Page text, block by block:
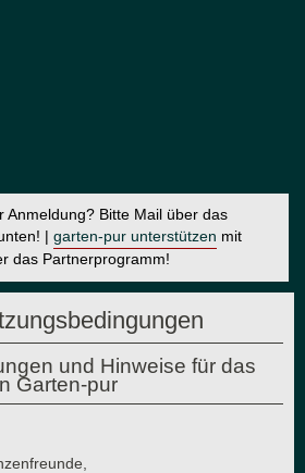
Anmeldung? Bitte Mail über das
| garten-pur unterstützen mit
das Partnerprogramm!
und Hinweise für das
Garten-pur